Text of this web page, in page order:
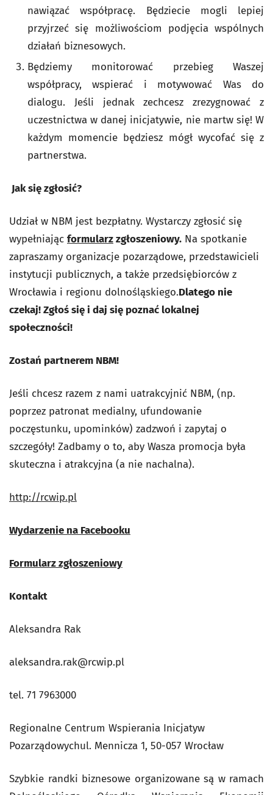
nawiązać współpracę. Będziecie mogli lepiej
przyjrzeć się możliwościom podjęcia wspólnych
działań biznesowych.
Będziemy monitorować przebieg Waszej
współpracy, wspierać i motywować Was do
dialogu. Jeśli jednak zechcesz zrezygnować z
uczestnictwa w danej inicjatywie, nie martw się! W
każdym momencie będziesz mógł wycofać się z
partnerstwa.
Jak się zgłosić?
Udział w NBM jest bezpłatny. Wystarczy zgłosić się
wypełniając formularzzgłoszeniowy. Na spotkanie
zapraszamy organizacje pozarządowe, przedstawicieli
instytucji publicznych, a także przedsiębiorców z
Wrocławia i regionu dolnośląskiego.Dlatego nie
czekaj! Zgłoś się i daj się poznać lokalnej
społeczności!
Zostań partnerem NBM!
Jeśli chcesz razem z nami uatrakcyjnić NBM, (np.
poprzez patronat medialny, ufundowanie
poczęstunku, upominków) zadzwoń i zapytaj o
szczegóły! Zadbamy o to, aby Wasza promocja była
skuteczna i atrakcyjna (a nie nachalna).
http://rcwip.pl
Wydarzenie na Facebooku
Formularz zgłoszeniowy
Kontakt
Aleksandra Rak
aleksandra.rak@rcwip.pl
tel. 71 7963000
Regionalne Centrum Wspierania Inicjatyw
Pozarządowychul. Mennicza 1, 50-057 Wrocław
Szybkie randki biznesowe organizowane są w ramach